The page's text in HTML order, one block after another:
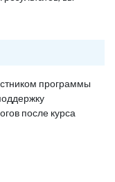
программы
после курса